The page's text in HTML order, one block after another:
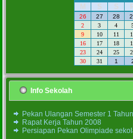
M
S S
26 27 28
2
3 4
9
10 11
16
17 18
23
24 25
30
31 1
Info Sekolah
Pekan Ulangan Semester 1
Rapat Kerja Tahun 2008
Persiapan Pekan Olimpiade